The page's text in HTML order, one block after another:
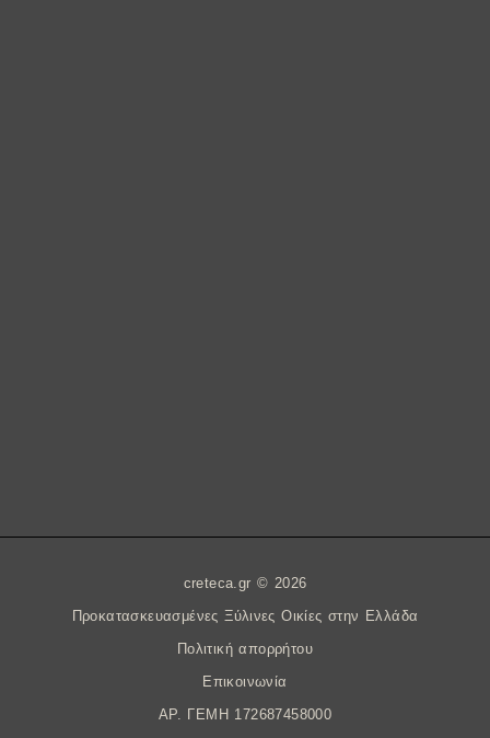
creteca.gr © 2026
Προκατασκευασμένες Ξύλινες Οικίες στην Ελλάδα
Πολιτική απορρήτου
Επικοινωνία
AΡ. ΓΕΜΗ 172687458000